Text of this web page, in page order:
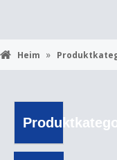
Heim »